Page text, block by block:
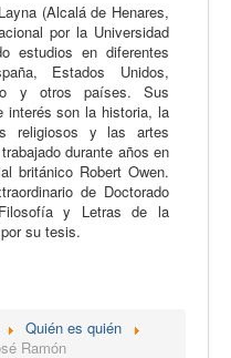
(Alcalá de Henares,
por la Universidad
estudios en diferentes
Estados Unidos,
y otros países. Sus
interés son la historia, la
religiosos y las artes
durante años en
británico Robert Owen.
de Doctorado
y Letras de la
su tesis.
Quién es quién
Ramón